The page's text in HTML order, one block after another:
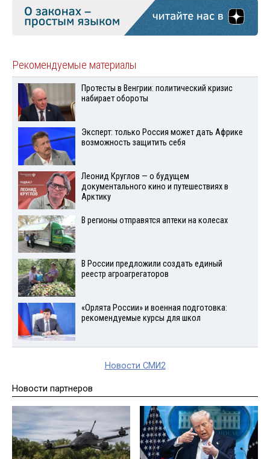
Рекомендуемые материалы
Протесты в Венгрии: политический кризис
набирает обороты
Эксперт: только Россия может дать Африке
возможность защитить себя
Леонид Круглов — о будущем
документального кино и путешествиях в
Арктику
В регионы отправятся аптеки на колесах
В России предложили создать единый
реестр агроагрегаторов
«Орлята России» и военная подготовка:
рекомендуемые курсы для школ
Новости СМИ2
Новости партнеров